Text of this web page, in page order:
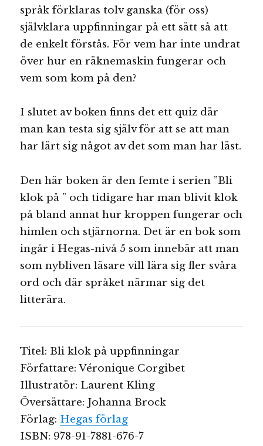
språk förklaras tolv ganska (för oss)
självklara uppfinningar på ett sätt så att
de enkelt förstås. För vem har inte undrat
över hur en räknemaskin fungerar och
vem som kom på den?
I slutet av boken finns det ett quiz där
man kan testa sig själv för att se att man
har lärt sig något av det som man har läst.
Den här boken är den femte i serien ”Bli
klok på ” och tidigare har man blivit klok
på bland annat hur kroppen fungerar och
himlen och stjärnorna. Det är en bok som
ingår i Hegas-nivå 5 som innebär att man
som nybliven läsare vill lära sig fler svåra
ord och där språket närmar sig det
litterära.
Titel: Bli klok på uppfinningar
Författare: Véronique Corgibet
Illustratör: Laurent Kling
Översättare: Johanna Brock
Förlag: Hegas förlag
ISBN: 978-91-7881-676-7